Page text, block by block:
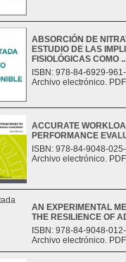
ABSORCIÓN DE
ESTUDIO DE LAS
FISIOLÓGICAS COMO
ISBN: 978-84-6929-
Archivo electrónico.
ACCURATE
PERFORMANCE
ISBN: 978-84-9048-
Archivo electrónico.
AN EXPERIMENTAL
THE RESILIENCE OF
ISBN: 978-84-9048-
Archivo electrónico.